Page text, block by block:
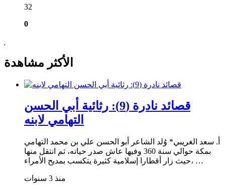
32
0
الأكثر مشاهدة
قصائد نادرة (9): رثائية أبي الحسن
التهامي لابنه
أ. سعد الغريبي* وُلد الشاعر أبو الحسن علي بن محمد التهامي
بمكة حوالي سنة 360 وفيها عاش صدر حياته، ثم انتقل منها
حيث زار أقطارا إسلامية كثيرة يتكسب بمديح الأمراء، …
منذ 3 سنوات